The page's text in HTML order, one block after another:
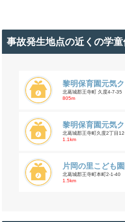
事故発生地点の近くの学
黎明保育園元気
北葛城郡王寺町 久度4-7-35
805m
黎明保育園元気
北葛城郡王寺町久度2丁目
1.1km
片岡の里こども
北葛城郡王寺町本町2-1-40
1.5km